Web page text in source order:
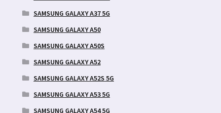
SAMSUNG GALAXY A37 5G
SAMSUNG GALAXY A50
SAMSUNG GALAXY A50S
SAMSUNG GALAXY A52
SAMSUNG GALAXY A52S 5G
SAMSUNG GALAXY A53 5G
SAMSUNG GALAXY A54 5G